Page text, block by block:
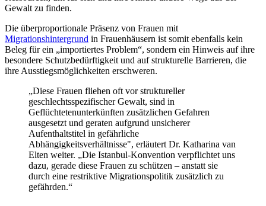
Gewalt zu finden.
Die überproportionale Präsenz von Frauen mit
Migrationshintergrund in Frauenhäusern ist somit ebenfalls kein
Beleg für ein „importiertes Problem“, sondern ein Hinweis auf ihre
besondere Schutzbedürftigkeit und auf strukturelle Barrieren, die
ihre Ausstiegsmöglichkeiten erschweren.
„Diese Frauen fliehen oft vor struktureller
geschlechtsspezifischer Gewalt, sind in
Geflüchtetenunterkünften zusätzlichen Gefahren
ausgesetzt und geraten aufgrund unsicherer
Aufenthaltstitel in gefährliche
Abhängigkeitsverhältnisse", erläutert Dr. Katharina van
Elten weiter. „Die Istanbul-Konvention verpflichtet uns
dazu, gerade diese Frauen zu schützen – anstatt sie
durch eine restriktive Migrationspolitik zusätzlich zu
gefährden.“